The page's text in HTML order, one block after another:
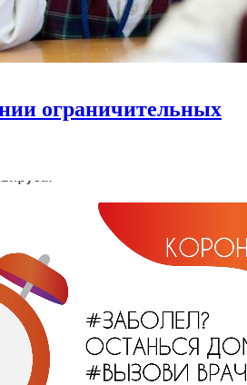
ограничительных